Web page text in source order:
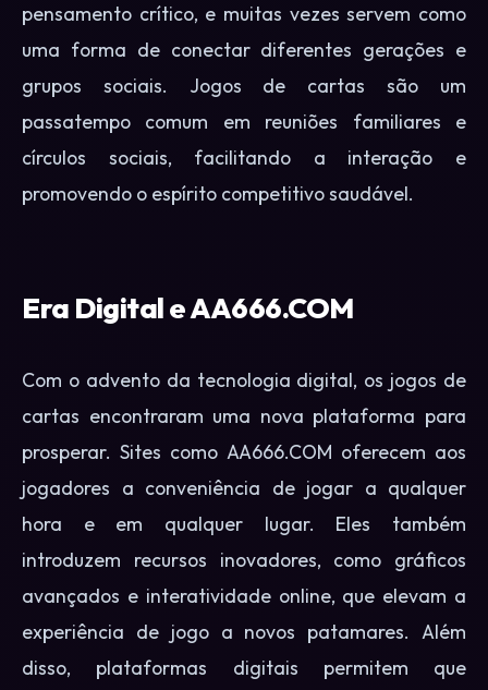
pensamento crítico, e muitas vezes servem como
uma forma de conectar diferentes gerações e
grupos sociais. Jogos de cartas são um
passatempo comum em reuniões familiares e
círculos sociais, facilitando a interação e
promovendo o espírito competitivo saudável.
Era Digital e AA666.COM
Com o advento da tecnologia digital, os jogos de
cartas encontraram uma nova plataforma para
prosperar. Sites como AA666.COM oferecem aos
jogadores a conveniência de jogar a qualquer
hora e em qualquer lugar. Eles também
introduzem recursos inovadores, como gráficos
avançados e interatividade online, que elevam a
experiência de jogo a novos patamares. Além
disso, plataformas digitais permitem que